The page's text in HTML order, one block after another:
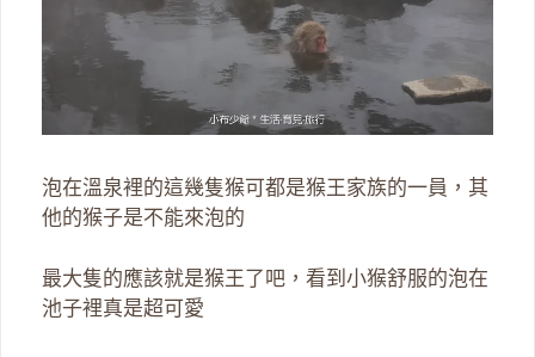
泡在溫泉裡的這幾隻猴可都是猴王家族的一員，其
他的猴子是不能來泡的
最大隻的應該就是猴王了吧，看到小猴舒服的泡在
池子裡真是超可愛